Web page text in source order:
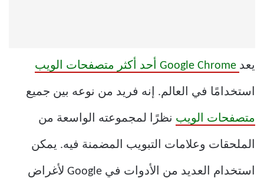
يعد
استخدامًا في العالم. إنه فريد من نوعه بين جميع
متصفحات الويب نظرًا لمجموعته الواسعة من
الملحقات وعلامات التبويب المضمنة فيه. يمكن
استخدام العديد من الأدوات في Google لأغراض